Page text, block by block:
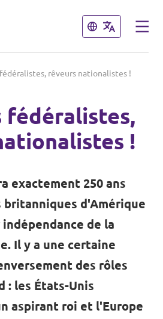
Fermer
Fermer
rêveurs nationalistes !
fédéralistes,
!
exactement 250 ans
britanniques d'Amérique
de la
Il y a une certaine
des rôles
: les États-Unis
aspirant roi et l'Europe